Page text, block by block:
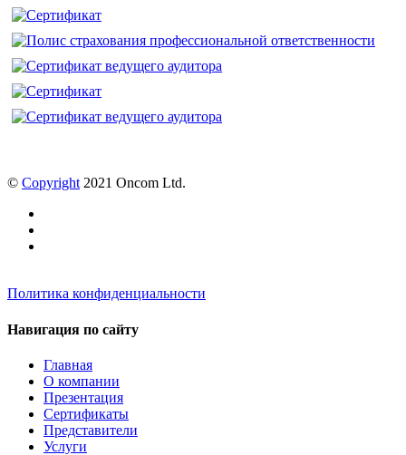
© Copyright 2021 Oncom Ltd.
Политика конфиденциальности
Навигация по сайту
Главная
О компании
Презентация
Сертификаты
Представители
Услуги